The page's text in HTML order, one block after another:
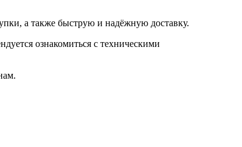
а также быструю и надёжную доставку.
ознакомиться с техническими